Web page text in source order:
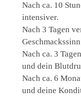
Nach ca. 10
intensiver.
Nach 3 Tagen
Nach ca. 3
und dein
Nach ca. 6
und deine